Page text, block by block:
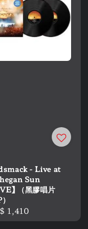
- Live at
Sun
】 （黑膠唱片
1,410